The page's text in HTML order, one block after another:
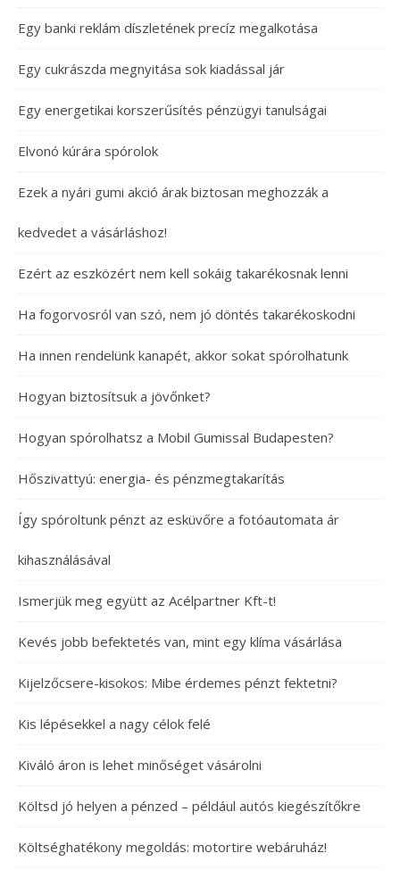
Egy banki reklám díszletének precíz megalkotása
Egy cukrászda megnyitása sok kiadással jár
Egy energetikai korszerűsítés pénzügyi tanulságai
Elvonó kúrára spórolok
Ezek a nyári gumi akció árak biztosan meghozzák a
kedvedet a vásárláshoz!
Ezért az eszközért nem kell sokáig takarékosnak lenni
Ha fogorvosról van szó, nem jó döntés takarékoskodni
Ha innen rendelünk kanapét, akkor sokat spórolhatunk
Hogyan biztosítsuk a jövőnket?
Hogyan spórolhatsz a Mobil Gumissal Budapesten?
Hőszivattyú: energia- és pénzmegtakarítás
Így spóroltunk pénzt az esküvőre a fotóautomata ár
kihasználásával
Ismerjük meg együtt az Acélpartner Kft-t!
Kevés jobb befektetés van, mint egy klíma vásárlása
Kijelzőcsere-kisokos: Mibe érdemes pénzt fektetni?
Kis lépésekkel a nagy célok felé
Kiváló áron is lehet minőséget vásárolni
Költsd jó helyen a pénzed – például autós kiegészítőkre
Költséghatékony megoldás: motortire webáruház!